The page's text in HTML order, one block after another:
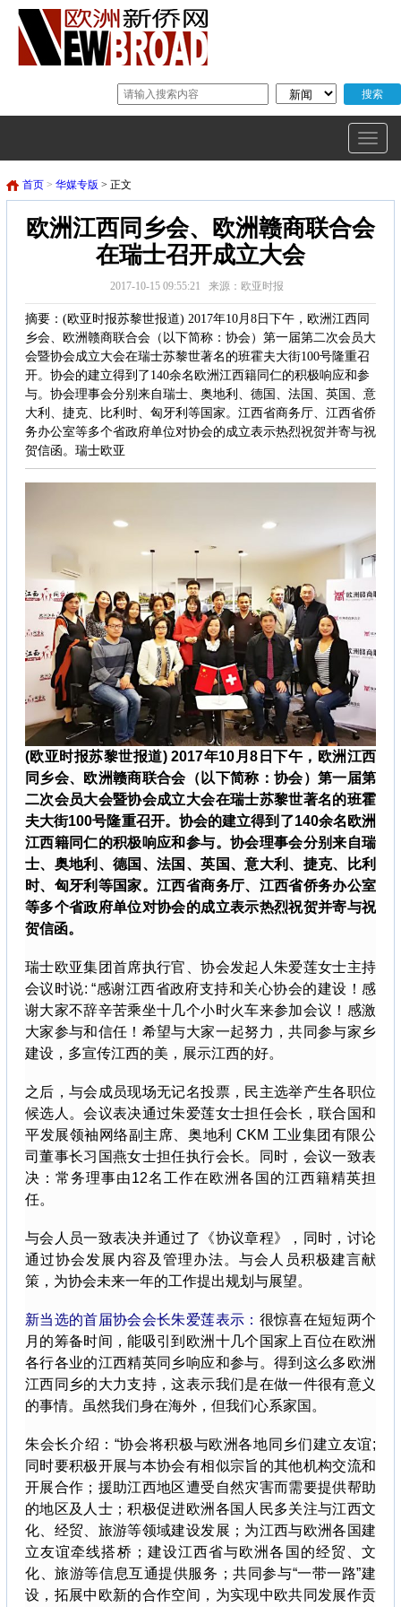
首页 > 华媒专版 > 正文
欧洲江西同乡会、欧洲赣商联合会
在瑞士召开成立大会
2017-10-15 09:55:21 来源：欧亚时报
摘要：(欧亚时报苏黎世报道) 2017年10月8日下午，欧洲江西同
乡会、欧洲赣商联合会（以下简称：协会）第一届第二次会员大
会暨协会成立大会在瑞士苏黎世著名的班霍夫大街100号隆重召
开。协会的建立得到了140余名欧洲江西籍同仁的积极响应和参
与。协会理事会分别来自瑞士、奥地利、德国、法国、英国、意
大利、捷克、比利时、匈牙利等国家。江西省商务厅、江西省侨
务办公室等多个省政府单位对协会的成立表示热烈祝贺并寄与祝
贺信函。瑞士欧亚
(欧亚时报苏黎世报道) 2017年10月8日下午，欧洲江西
同乡会、欧洲赣商联合会（以下简称：协会）第一届第
二次会员大会暨协会成立大会在瑞士苏黎世著名的班霍
夫大街100号隆重召开。协会的建立得到了140余名欧洲
江西籍同仁的积极响应和参与。协会理事会分别来自瑞
士、奥地利、德国、法国、英国、意大利、捷克、比利
时、匈牙利等国家。江西省商务厅、江西省侨务办公室
等多个省政府单位对协会的成立表示热烈祝贺并寄与祝
贺信函。
瑞士欧亚集团首席执行官、协会发起人朱爱莲女士主持
会议时说: “感谢江西省政府支持和关心协会的建设！感
谢大家不辞辛苦乘坐十几个小时火车来参加会议！感激
大家参与和信任！希望与大家一起努力，共同参与家乡
建设，多宣传江西的美，展示江西的好。
之后，与会成员现场无记名投票，民主选举产生各职位
候选人。会议表决通过朱爱莲女士担任会长，联合国和
平发展领袖网络副主席、奥地利 CKM 工业集团有限公
司董事长习国燕女士担任执行会长。同时，会议一致表
决：常务理事由12名工作在欧洲各国的江西籍精英担
任。
与会人员一致表决并通过了《协议章程》，同时，讨论
通过协会发展内容及管理办法。与会人员积极建言献
策，为协会未来一年的工作提出规划与展望。
新当选的首届协会会长朱爱莲表示： 很惊喜在短短两个
月的筹备时间，能吸引到欧洲十几个国家上百位在欧洲
各行各业的江西精英同乡响应和参与。得到这么多欧洲
江西同乡的大力支持，这表示我们是在做一件很有意义
的事情。虽然我们身在海外，但我们心系家国。
朱会长介绍：“协会将积极与欧洲各地同乡们建立友谊;
同时要积极开展与本协会有相似宗旨的其他机构交流和
开展合作；援助江西地区遭受自然灾害而需要提供帮助
的地区及人士；积极促进欧洲各国人民多关注与江西文
化、经贸、旅游等领域建设发展；为江西与欧洲各国建
立友谊牵线搭桥；建设江西省与欧洲各国的经贸、文
化、旅游等信息互通提供服务；共同参与“一带一路”建
设，拓展中欧新的合作空间，为实现中欧共同发展作贡